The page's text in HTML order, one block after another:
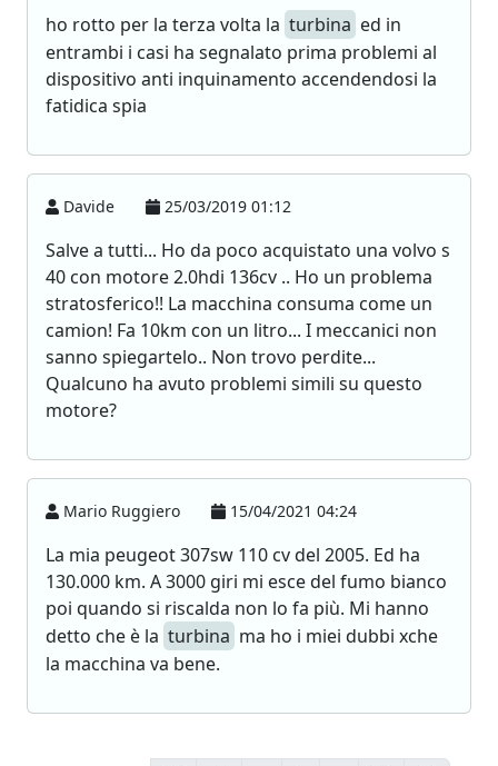
ho rotto per la terza volta la turbina ed in
entrambi i casi ha segnalato prima problemi al
dispositivo anti inquinamento accendendosi la
fatidica spia
Davide 25/03/2019 01:12
Salve a tutti... Ho da poco acquistato una volvo s
40 con motore 2.0hdi 136cv .. Ho un problema
stratosferico!! La macchina consuma come un
camion! Fa 10km con un litro... I meccanici non
sanno spiegartelo.. Non trovo perdite...
Qualcuno ha avuto problemi simili su questo
motore?
Mario Ruggiero 15/04/2021 04:24
La mia peugeot 307sw 110 cv del 2005. Ed ha
130.000 km. A 3000 giri mi esce del fumo bianco
poi quando si riscalda non lo fa più. Mi hanno
detto che è la turbina ma ho i miei dubbi xche
la macchina va bene.